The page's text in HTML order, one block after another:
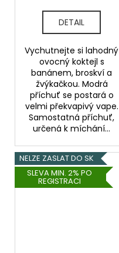
DETAIL
Vychutnejte si lahodný
ovocný koktejl s
banánem, broskví a
žvýkačkou. Modrá
příchuť se postará o
velmi překvapivý vape.
Samostatná příchuť,
určená k míchání...
NELZE ZASLAT DO SK
SLEVA MIN. 2% PO
REGISTRACI